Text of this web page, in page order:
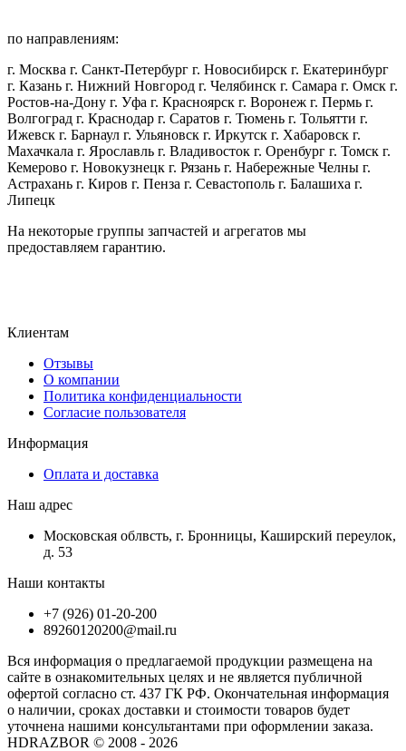
по направлениям:
г. Москва г. Санкт-Петербург г. Новосибирск г. Екатеринбург
г. Казань г. Нижний Новгород г. Челябинск г. Самара г. Омск г.
Ростов-на-Дону г. Уфа г. Красноярск г. Воронеж г. Пермь г.
Волгоград г. Краснодар г. Саратов г. Тюмень г. Тольятти г.
Ижевск г. Барнаул г. Ульяновск г. Иркутск г. Хабаровск г.
Махачкала г. Ярославль г. Владивосток г. Оренбург г. Томск г.
Кемерово г. Новокузнецк г. Рязань г. Набережные Челны г.
Астрахань г. Киров г. Пенза г. Севастополь г. Балашиха г.
Липецк
На некоторые группы запчастей и агрегатов мы
предоставляем гарантию.
Клиентам
Отзывы
О компании
Политика конфиденциальности
Согласие пользователя
Информация
Оплата и доставка
Наш адрес
Московская облвсть, г. Бронницы, Каширский переулок,
д. 53
Наши контакты
+7 (926) 01-20-200
89260120200@mail.ru
Вся информация о предлагаемой продукции размещена на
сайте в ознакомительных целях и не является публичной
офертой согласно ст. 437 ГК РФ. Окончательная информация
о наличии, сроках доставки и стоимости товаров будет
уточнена нашими консультантами при оформлении заказа.
HDRAZBOR © 2008 - 2026